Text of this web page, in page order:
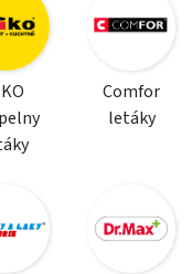
Comfor
letáky